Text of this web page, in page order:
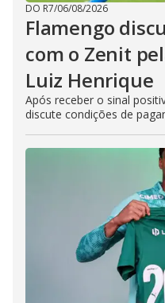
DO R7/06/08/2026
Flamengo
com o Zenit
Luiz Henrique
Após receber o sinal
discute condições de